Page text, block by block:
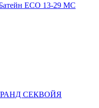
ЕСО 13-29 MC